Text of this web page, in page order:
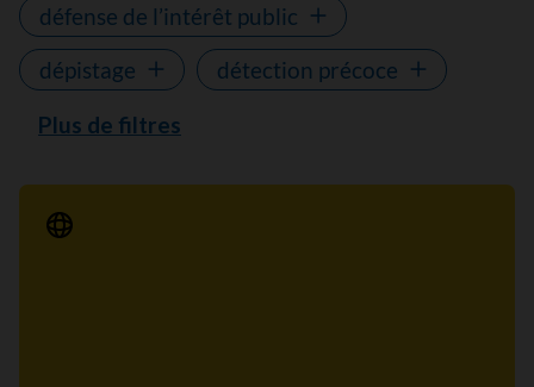
défense de l’intérêt public
dépistage
détection précoce
Plus de filtres
Communiqué de presse